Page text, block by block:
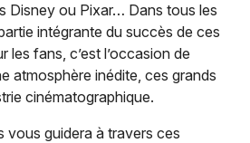
Disney ou Pixar… Dans tous les
intégrante du succès de ces
fans, c’est l’occasion de
atmosphère inédite, ces grands
cinématographique.
vous guidera à travers ces